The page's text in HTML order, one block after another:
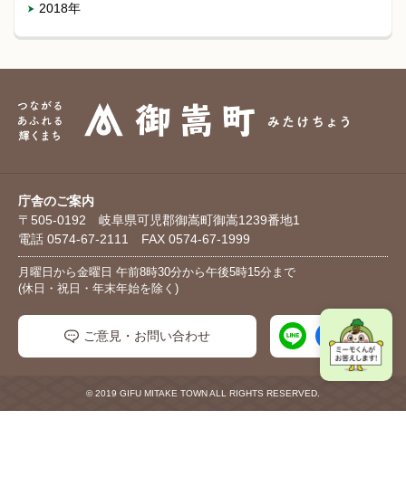
2018年
庁舎のご案内
〒505-0192 岐阜県可児郡御嵩町御嵩1239番地1
電話 0574-67-2111 FAX 0574-67-1999
月曜日から金曜日 午前8時30分から午後5時15分まで
(休日・祝日・年末年始を除く)
ご意見・お問い合わせ
© 2019 GIFU MITAKE TOWN ALL RIGHTS RESERVED.